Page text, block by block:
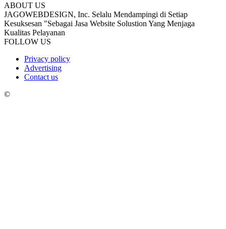
ABOUT US
JAGOWEBDESIGN, Inc. Selalu Mendampingi di Setiap
Kesuksesan "Sebagai Jasa Website Solustion Yang Menjaga
Kualitas Pelayanan
FOLLOW US
Privacy policy
Advertising
Contact us
©